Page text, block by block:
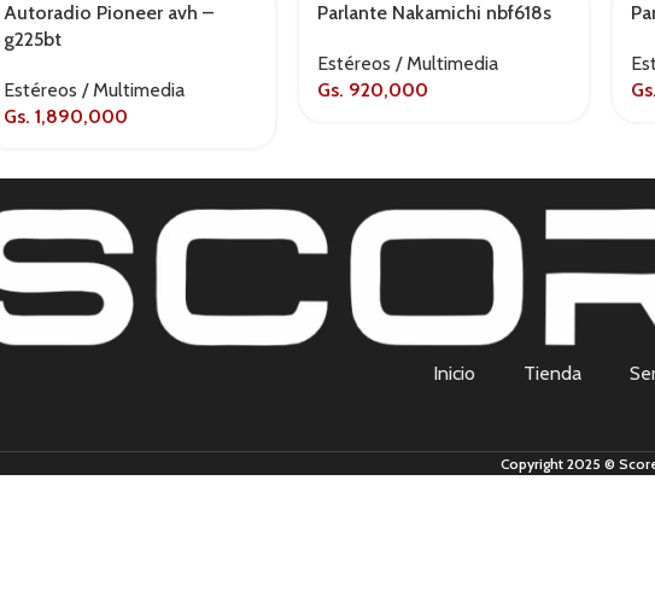
Autoradio Pioneer avh –
g225bt
Estéreos / Multimedia
Gs. 1,890,000
Parlante Nakamichi nbf618s
Estéreos / Multimedia
Gs. 920,000
Gs.
Inicio Tienda
Copyright 2025 ©